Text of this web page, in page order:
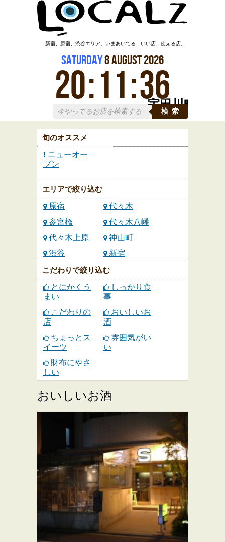
宇田川町
新宿、原宿、渋谷エリア。いまあいてる、いい店、使える店。
Saturday8August2026
20:11:37
検索
旬のオススメ
ニューオー
プン
エリアで絞り込む
原宿
代々木
参宮橋
代々木八幡
代々木上原
神山町
渋谷
新宿
こだわりで絞り込む
とにかくう
まい
しっかり食
事
こだわりの
店
おいしいお
酒
ちょっとス
イーツ
雰囲気がい
い
財布にやさ
しい
おいしいお酒